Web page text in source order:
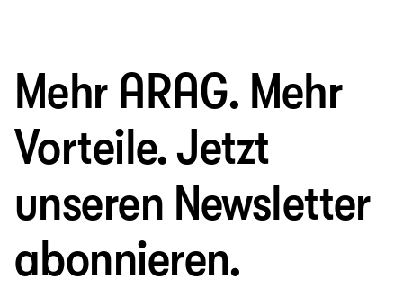
Mehr ARAG. Mehr
Vorteile. Jetzt
unseren Newsletter
abonnieren.